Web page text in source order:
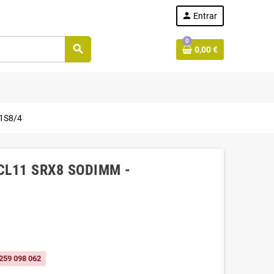
person Entrar
search
0
0,00 €
4
SRX8 SODIMM -
098 062